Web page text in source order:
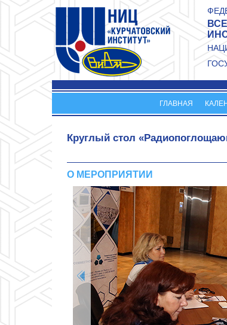
Перейти к основному содержанию
ГЛАВНАЯ
Круглый стол
О МЕРОПРИЯТИИ